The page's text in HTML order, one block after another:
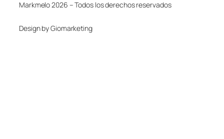
Markmelo 2026 – Todos los derechos reservados
Design by Giomarketing